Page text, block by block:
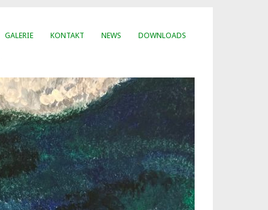
GALERIE KONTAKT NEWS DOWNLOADS